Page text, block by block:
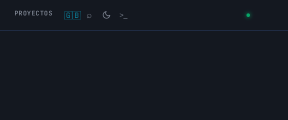
PROYECTOS 🇬🇧 ⌕ >_